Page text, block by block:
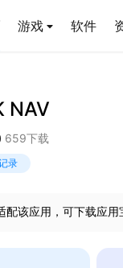
游戏 软件
NAV
659下载
录
配该应用，可下载应